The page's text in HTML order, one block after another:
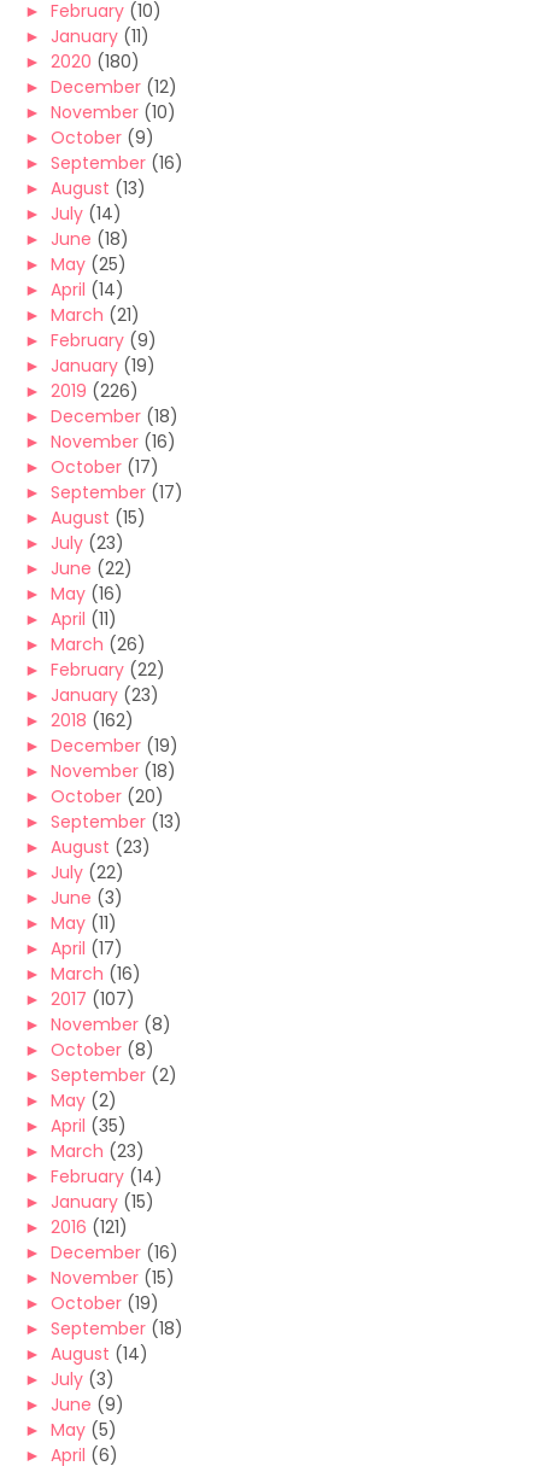
► February (10)
► January (11)
► 2020 (180)
► December (12)
► November (10)
► October (9)
► September (16)
► August (13)
► July (14)
► June (18)
► May (25)
► April (14)
► March (21)
► February (9)
► January (19)
► 2019 (226)
► December (18)
► November (16)
► October (17)
► September (17)
► August (15)
► July (23)
► June (22)
► May (16)
► April (11)
► March (26)
► February (22)
► January (23)
► 2018 (162)
► December (19)
► November (18)
► October (20)
► September (13)
► August (23)
► July (22)
► June (3)
► May (11)
► April (17)
► March (16)
► 2017 (107)
► November (8)
► October (8)
► September (2)
► May (2)
► April (35)
► March (23)
► February (14)
► January (15)
► 2016 (121)
► December (16)
► November (15)
► October (19)
► September (18)
► August (14)
► July (3)
► June (9)
► May (5)
► April (6)